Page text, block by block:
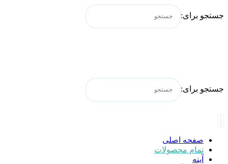
جستجو برای:
جستجو برای:
صفحه اصلی
تمام محصولات
آینه